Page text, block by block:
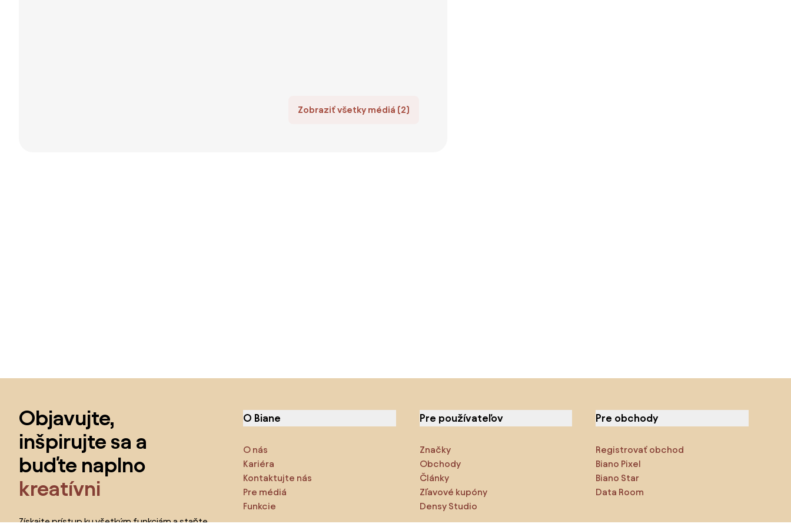
Zobraziť všetky médiá (2)
Objavujte,
inšpirujte sa a
buďte naplno
kreatívni
Získajte prístup ku všetkým funkciám a staňte
O Biane
O nás
Kariéra
Kontaktujte nás
Pre médiá
Funkcie
Pre používateľov
Značky
Obchody
Články
Zľavové kupóny
Densy Studio
Pre obchody
Registrovať obchod
Biano Pixel
Biano Star
Data Room